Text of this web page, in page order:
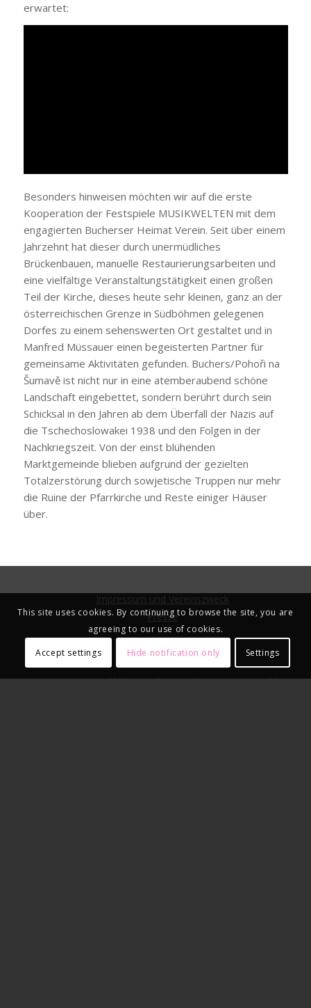
erwartet:
Besonders hinweisen möchten wir auf die erste
Kooperation der Festspiele MUSIKWELTEN mit dem
engagierten Bucherser Heimat Verein. Seit über einem
Jahrzehnt hat dieser durch unermüdliches
Brückenbauen, manuelle Restaurierungsarbeiten und
eine vielfältige Veranstaltungstätigkeit einen großen
Teil der Kirche, dieses heute sehr kleinen, ganz an der
österreichischen Grenze in Südböhmen gelegenen
Dorfes zu einem sehenswerten Ort gestaltet und in
Manfred Müssauer einen begeisterten Partner für
gemeinsame Aktivitäten gefunden. Buchers/Pohoři na
Šumavě ist nicht nur in eine atemberaubend schöne
Landschaft eingebettet, sondern berührt durch sein
Schicksal in den Jahren ab dem Überfall der Nazis auf
die Tschechoslowakei 1938 und den Folgen in der
Nachkriegszeit. Von der einst blühenden
Marktgemeinde blieben aufgrund der gezielten
Totalzerstörung durch sowjetische Truppen nur mehr
die Ruine der Pfarrkirche und Reste einiger Häuser
über.
Impressum und Vereinszweck
Presse
Informationspflicht laut §5 E-Commerce Gesetz und Offenlegungspflicht laut §25
This site uses cookies. By continuing to browse the site, you are
agreeing to our use of cookies.
Accept settings
Hide notification only Settings